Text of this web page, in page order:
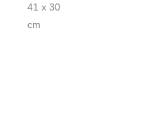
41 x 30
cm